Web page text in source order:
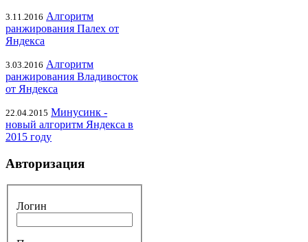
3.11.2016 Алгоритм
ранжирования Палех от
Яндекса
3.03.2016 Алгоритм
ранжирования Владивосток
от Яндекса
22.04.2015 Минусинк -
новый алгоритм Яндекса в
2015 году
Авторизация
Логин